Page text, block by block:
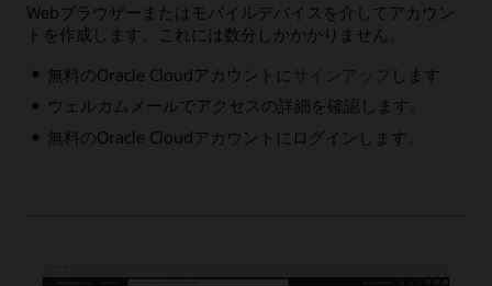
Webブラウザーまたはモバイルデバイスを介してアカウン
トを作成します。これには数分しかかかりません。
無料のOracle Cloudアカウントに サインアップ します
ウェルカムメールでアクセスの詳細を確認します。
無料のOracle Cloudアカウントにログインします。